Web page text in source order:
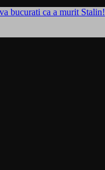
bucurati ca a murit Stalin!